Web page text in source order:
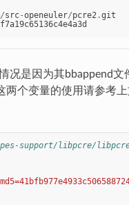
/src-openeuler/pcre2.git
况是因为其bbappend文
两个变量的使用请参考
support/libpcre/